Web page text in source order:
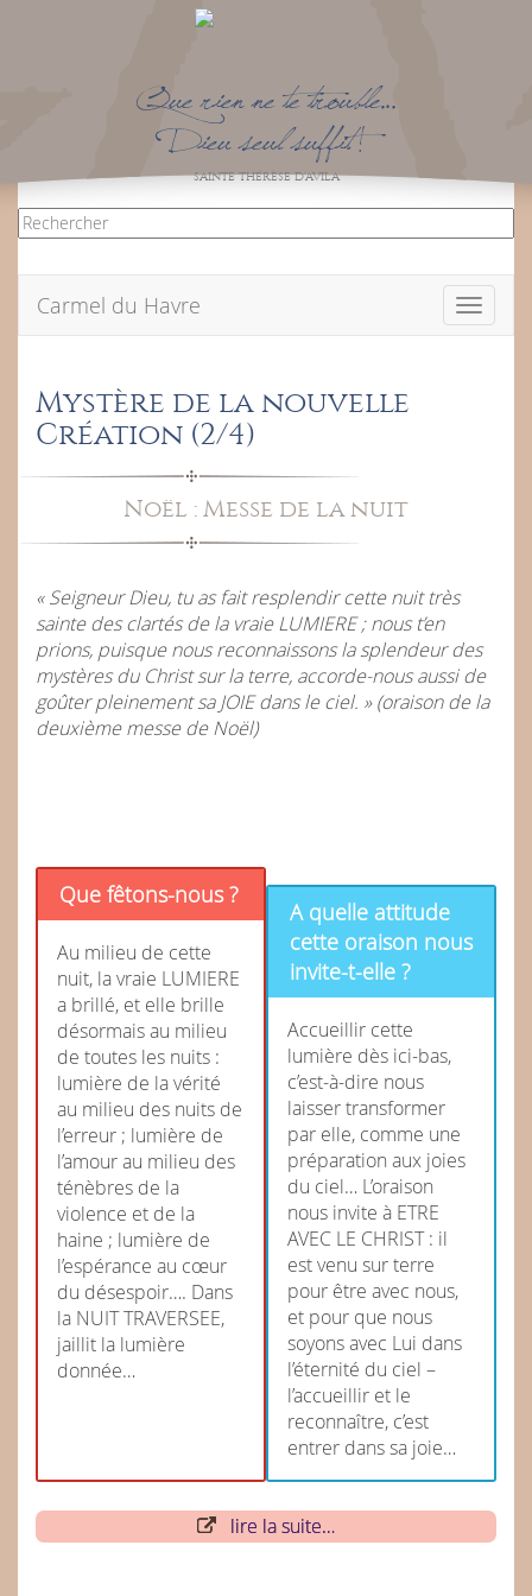
Que rien ne te trouble…
Dieu seul suffit !
SAINTE THÉRÈSE D’AVILA
Toggle
Carmel du Havre
Mystère de la nouvelle
Création (2/4)
Noël : Messe de la nuit
« Seigneur Dieu, tu as fait resplendir cette nuit très
sainte des clartés de la vraie LUMIERE ; nous t’en
prions, puisque nous reconnaissons la splendeur des
mystères du Christ sur la terre, accorde-nous aussi de
goûter pleinement sa JOIE dans le ciel. » (oraison de la
deuxième messe de Noël)
Que fêtons-nous ?
Au milieu de cette
nuit, la vraie LUMIERE
a brillé, et elle brille
désormais au milieu
de toutes les nuits :
lumière de la vérité
au milieu des nuits de
l’erreur ; lumière de
l’amour au milieu des
ténèbres de la
violence et de la
haine ; lumière de
l’espérance au cœur
du désespoir…. Dans
la NUIT TRAVERSEE,
jaillit la lumière
donnée…
A quelle attitude
cette oraison nous
invite-t-elle ?
Accueillir cette
lumière dès ici-bas,
c’est-à-dire nous
laisser transformer
par elle, comme une
préparation aux joies
du ciel… L’oraison
nous invite à ETRE
AVEC LE CHRIST : il
est venu sur terre
pour être avec nous,
et pour que nous
soyons avec Lui dans
l’éternité du ciel –
l’accueillir et le
reconnaître, c’est
entrer dans sa joie…
lire la suite…